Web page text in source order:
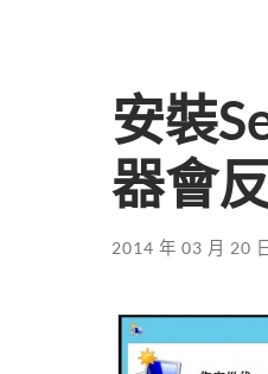
安裝
器會
2014 年 03 月 20 日